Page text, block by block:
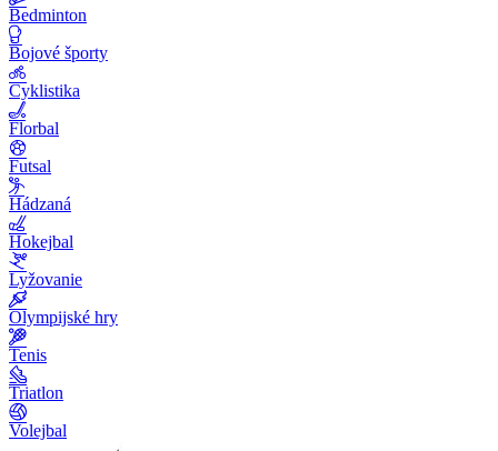
Bedminton
Bojové športy
Cyklistika
Florbal
Futsal
Hádzaná
Hokejbal
Lyžovanie
Olympijské hry
Tenis
Triatlon
Volejbal